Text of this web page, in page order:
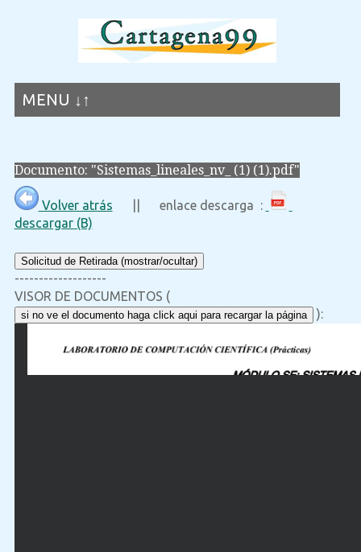
MENU ↓↑
Documento: "Sistemas_lineales_nv_ (1) (1).pdf"
Volver atrás || enlace descarga :
descargar (B)
Solicitud de Retirada (mostrar/ocultar)
-------------------
VISOR DE DOCUMENTOS (
si no ve el documento haga click aqui para recargar la página ):